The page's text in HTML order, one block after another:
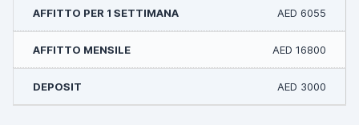
AED 6055
AED 16800
AED 3000